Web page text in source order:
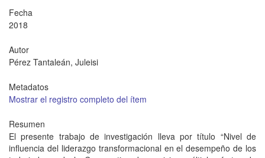
Fecha
2018
Autor
Pérez Tantaleán, Juleisi
Metadatos
Mostrar el registro completo del ítem
Resumen
El presente trabajo de investigación lleva por título “Nivel de
influencia del liderazgo transformacional en el desempeño de los